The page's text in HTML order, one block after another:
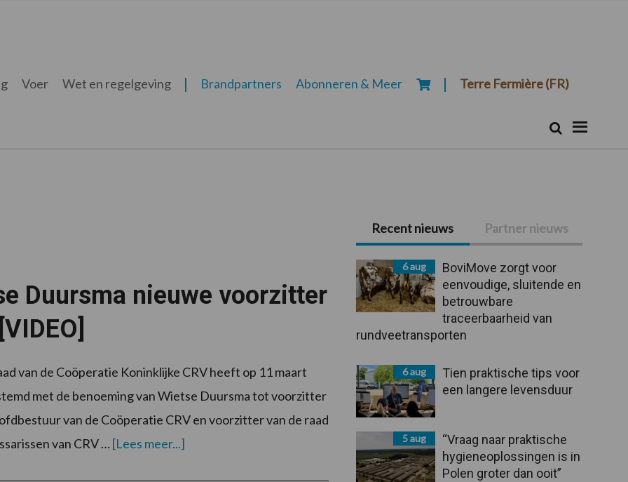
Voer Wet en regelgeving Brandpartners Abonneren & Meer Terre Fermière (FR)
Zoek
Duursma nieuwe voorzitter
van de Coöperatie Koninklijke CRV heeft op 11 maart
met de benoeming van Wietse Duursma tot voorzitter
van de Coöperatie CRV en voorzitter van de raad
van CRV … [Lees meer...]overWietse
Duursma
Primaire
Sidebar
Recent nieuws Partner nieuws
6 aug
BoviMove zorgt voor
eenvoudige, sluitende en
betrouwbare
traceerbaarheid van
rundveetransporten
6 aug
Tien praktische tips voor
een langere levensduur
5 aug
“Vraag naar praktische
hygieneoplossingen is in
Polen groter dan ooit”